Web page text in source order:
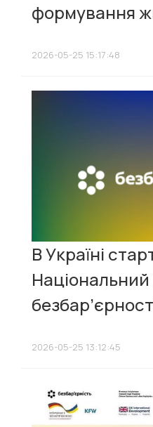
формування
2026-05-25 15:17:48
В Україні
2026-05-25 13:12:45